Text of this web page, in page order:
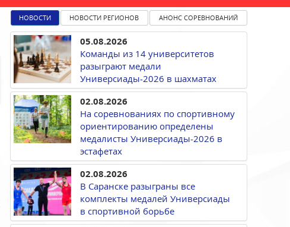
НОВОСТИ НОВОСТИ РЕГИОНОВ АНОНС СОРЕВНОВАНИЙ
05.08.2026
Команды из 14 университетов
разыграют медали
Универсиады-2026 в шахматах
02.08.2026
На соревнованиях по спортивному
ориентированию определены
медалисты Универсиады-2026 в
эстафетах
02.08.2026
В Саранске разыграны все
комплекты медалей Универсиады
в спортивной борьбе